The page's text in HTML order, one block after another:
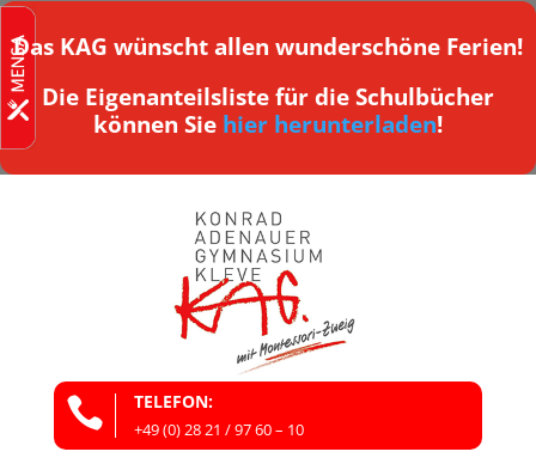
Das KAG wünscht allen wunderschöne Ferien!
Die Eigenanteilsliste für die Schulbücher
können Sie hier herunterladen!
 TELEFON:
+49 (0) 28 21 / 97 60 – 10